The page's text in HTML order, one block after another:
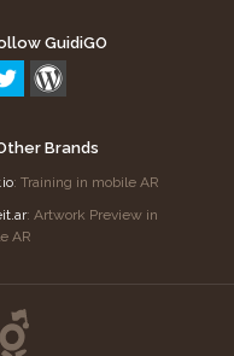
GuidiGO
Brands
: Training in mobile AR
: Artwork Preview in
AR